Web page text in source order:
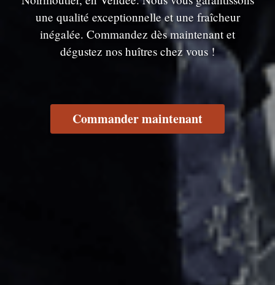
une qualité exceptionnelle et une fraîcheur
inégalée. Commandez dès maintenant et
dégustez nos huîtres chez vous !
Commander maintenant